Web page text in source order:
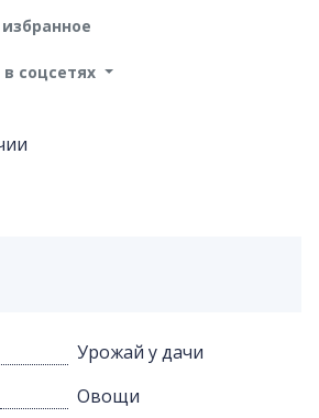
соцсетях
Урожай у дачи
Овощи